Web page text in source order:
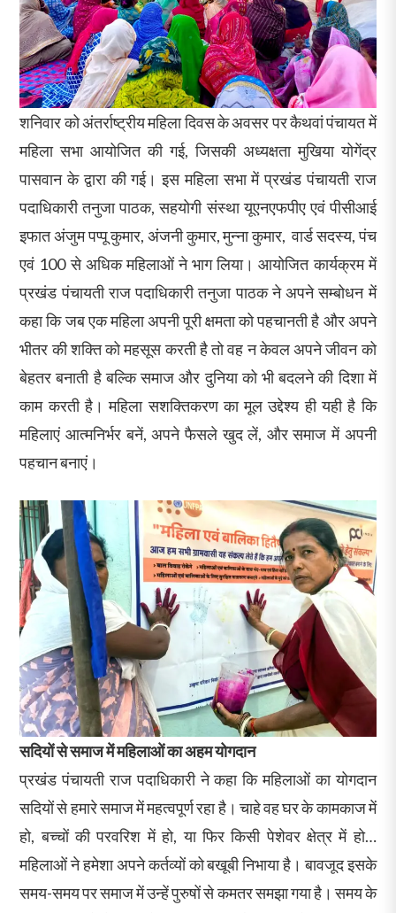
शनिवार को अंतर्राष्ट्रीय महिला दिवस के अवसर पर कैथवां पंचायत में
महिला सभा आयोजित की गई, जिसकी अध्यक्षता मुखिया योगेंद्र
पासवान के द्वारा की गई। इस महिला सभा में प्रखंड पंचायती राज
पदाधिकारी तनुजा पाठक, सहयोगी संस्था यूएनएफपीए एवं पीसीआई
इफात अंजुम पप्पू कुमार, अंजनी कुमार, मुन्ना कुमार, वार्ड सदस्य, पंच
एवं 100 से अधिक महिलाओं ने भाग लिया। आयोजित कार्यक्रम में
प्रखंड पंचायती राज पदाधिकारी तनुजा पाठक ने अपने सम्बोधन में
कहा कि जब एक महिला अपनी पूरी क्षमता को पहचानती है और अपने
भीतर की शक्ति को महसूस करती है तो वह न केवल अपने जीवन को
बेहतर बनाती है बल्कि समाज और दुनिया को भी बदलने की दिशा में
काम करती है। महिला सशक्तिकरण का मूल उद्देश्य ही यही है कि
महिलाएं आत्मनिर्भर बनें, अपने फैसले खुद लें, और समाज में अपनी
पहचान बनाएं।
सदियों से समाज में महिलाओं का अहम योगदान
प्रखंड पंचायती राज पदाधिकारी ने कहा कि महिलाओं का योगदान
सदियों से हमारे समाज में महत्वपूर्ण रहा है। चाहे वह घर के कामकाज में
हो, बच्चों की परवरिश में हो, या फिर किसी पेशेवर क्षेत्र में हो…
महिलाओं ने हमेशा अपने कर्तव्यों को बखूबी निभाया है। बावजूद इसके
समय-समय पर समाज में उन्हें पुरुषों से कमतर समझा गया है। समय के